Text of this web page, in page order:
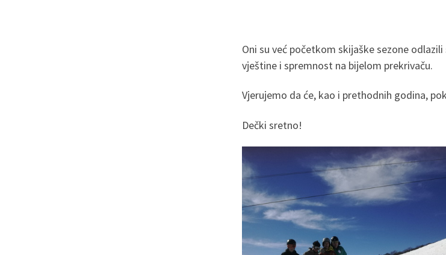
Oni su već početkom skijaške sezone
vještine i spremnost na bijelom prekrivaču.
Vjerujemo da će, kao i prethodnih godina,
Dečki sretno!